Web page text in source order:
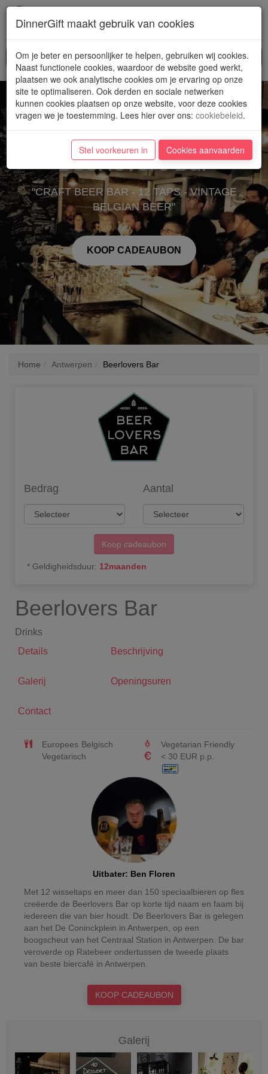
Beerlovers Bar
"CRAFT BEER BAR - 12 TAPS - VINTAGE
BELGIAN BEER"
KOOP CADEAUBON
Home Antwerpen Beerlovers Bar
Bedrag Aantal
Koop cadeaubon
* Geldigheidsduur: 12maanden
Beerlovers Bar
Drinks
Details
Beschrijving
Galerij Openingsuren
Contact
Europees Belgisch
Vegetarisch
Vegetarian Friendly
< 30 EUR p.p.
Uitbater: Ben Floren
Met 12 wisseltaps en meer dan 150 speciaalbieren op fles
creëerde de Beerlovers Bar op korte tijd naam en faam bij
iedereen die van bier houdt. De Beerlovers Bar is gelegen
aan het De Coninckplein in Antwerpen, op een
boogscheut van het Centraal Station in Antwerpen. De bar
veroverde op Ratebeer ondertussen de tweede plaats
van beste biercafé in Antwerpen.
KOOP CADEAUBON
Galerij
DinnerGift maakt gebruik van cookies
Om je beter en persoonlijker te helpen, gebruiken wij cookies.
Naast functionele cookies, waardoor de website goed werkt,
plaatsen we ook analytische cookies om je ervaring op onze
site te optimaliseren. Ook derden en sociale netwerken
kunnen cookies plaatsen op onze website, voor deze cookies
vragen we je toestemming. Lees hier over ons: cookiebeleid.
Stel voorkeuren in Cookies aanvaarden